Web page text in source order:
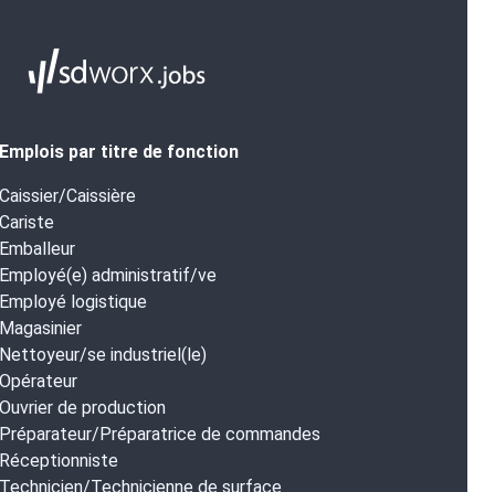
Emplois par titre de fonction
Caissier/Caissière
Cariste
Emballeur
Employé(e) administratif/ve
Employé logistique
Magasinier
Nettoyeur/se industriel(le)
Opérateur
Ouvrier de production
Préparateur/Préparatrice de commandes
Réceptionniste
Technicien/Technicienne de surface